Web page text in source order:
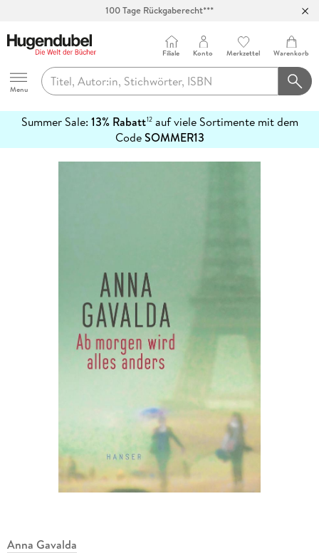
Abholung in über 100 Filialen
Hugendubel
Menu
Filiale Konto Merkzettel Warenkorb
Summer Sale: 13% Rabatt12auf viele Sortimente mit dem
CodeSOMMER13
erfahren
Anna Gavalda